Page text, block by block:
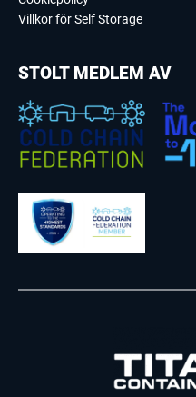
Villkor för Self Storage
STOLT MEDLEM AV